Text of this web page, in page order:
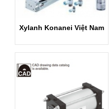
Xylanh Konanei Việt Nam